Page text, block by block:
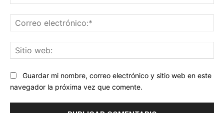
Guardar mi nombre, correo electrónico y sitio web en este
navegador la próxima vez que comente.